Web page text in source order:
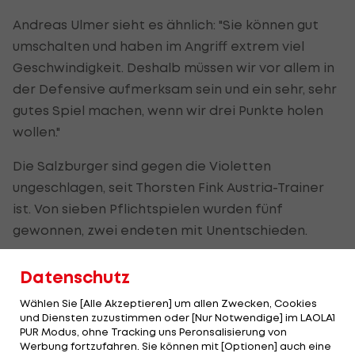
Andreas Ulmer sieht es ähnlich: "Sie können gut
umschalten und haben im Angriff extrem viel
Geschwindigkeit. Deshalb müssen wir vor allem in
der Defensive aufmerksam sein und ein sehr, sehr
gutes Spiel machen, wenn wir drei Punkte holen
wollen."
Die Salzburger sind gegen die Violetten
ungeschlagen, seit Thorsten Fink Austria-Trainer
ist. Von sieben Pflichtspielen wurden fünf
gewonnen, zwei endeten mit Unentschieden.
sondern wir haben zuletzt unsere Chancen ganz
einfach eiskalt genutzt. Der Spielverlauf war
immer günstig für uns", sagt Ulmer dazu.
Datenschutz
Wählen Sie [Alle Akzeptieren] um allen Zwecken, Cookies
und Diensten zuzustimmen oder [Nur Notwendige] im LAOLA1
PUR Modus, ohne Tracking uns Peronsalisierung von
Werbung fortzufahren. Sie können mit [Optionen] auch eine